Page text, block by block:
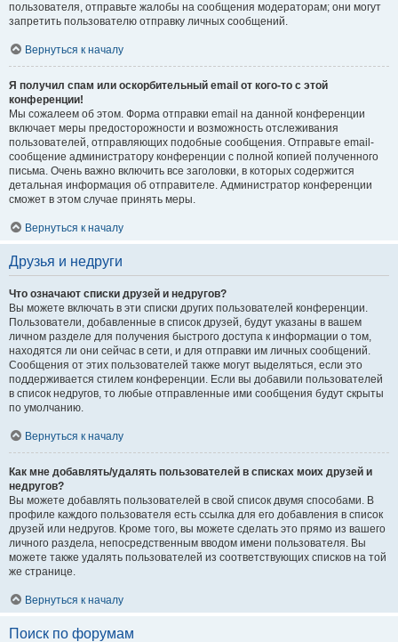
пользователя, отправьте жалобы на сообщения модераторам; они могут
запретить пользователю отправку личных сообщений.
Вернуться к началу
Я получил спам или оскорбительный email от кого-то с этой
конференции!
Мы сожалеем об этом. Форма отправки email на данной конференции
включает меры предосторожности и возможность отслеживания
пользователей, отправляющих подобные сообщения. Отправьте email-
сообщение администратору конференции с полной копией полученного
письма. Очень важно включить все заголовки, в которых содержится
детальная информация об отправителе. Администратор конференции
сможет в этом случае принять меры.
Вернуться к началу
Друзья и недруги
Что означают списки друзей и недругов?
Вы можете включать в эти списки других пользователей конференции.
Пользователи, добавленные в список друзей, будут указаны в вашем
личном разделе для получения быстрого доступа к информации о том,
находятся ли они сейчас в сети, и для отправки им личных сообщений.
Сообщения от этих пользователей также могут выделяться, если это
поддерживается стилем конференции. Если вы добавили пользователей
в список недругов, то любые отправленные ими сообщения будут скрыты
по умолчанию.
Вернуться к началу
Как мне добавлять/удалять пользователей в списках моих друзей и
недругов?
Вы можете добавлять пользователей в свой список двумя способами. В
профиле каждого пользователя есть ссылка для его добавления в список
друзей или недругов. Кроме того, вы можете сделать это прямо из вашего
личного раздела, непосредственным вводом имени пользователя. Вы
можете также удалять пользователей из соответствующих списков на той
же странице.
Вернуться к началу
Поиск по форумам